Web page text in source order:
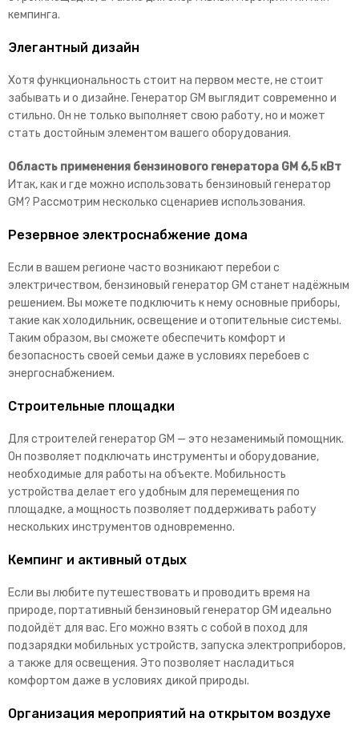
кемпинга.
Элегантный дизайн
Хотя функциональность стоит на первом месте, не стоит
забывать и о дизайне. Генератор GM выглядит современно и
стильно. Он не только выполняет свою работу, но и может
стать достойным элементом вашего оборудования.
Область применения бензинового генератора GM 6,5 кВт
Итак, как и где можно использовать бензиновый генератор
GM? Рассмотрим несколько сценариев использования.
Резервное электроснабжение дома
Если в вашем регионе часто возникают перебои с
электричеством, бензиновый генератор GM станет надёжным
решением. Вы можете подключить к нему основные приборы,
такие как холодильник, освещение и отопительные системы.
Таким образом, вы сможете обеспечить комфорт и
безопасность своей семьи даже в условиях перебоев с
энергоснабжением.
Строительные площадки
Для строителей генератор GM — это незаменимый помощник.
Он позволяет подключать инструменты и оборудование,
необходимые для работы на объекте. Мобильность
устройства делает его удобным для перемещения по
площадке, а мощность позволяет поддерживать работу
нескольких инструментов одновременно.
Кемпинг и активный отдых
Если вы любите путешествовать и проводить время на
природе, портативный бензиновый генератор GM идеально
подойдёт для вас. Его можно взять с собой в поход для
подзарядки мобильных устройств, запуска электроприборов,
а также для освещения. Это позволяет насладиться
комфортом даже в условиях дикой природы.
Организация мероприятий на открытом воздухе